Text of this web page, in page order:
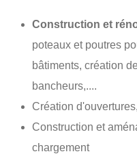
Construction et
poteaux et poutres
bâtiments, création
bancheurs,....
Création
Construction et
chargement